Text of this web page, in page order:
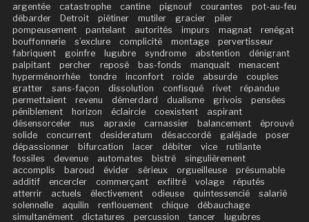
argentée catastrophe cantine pignouf courantes
pot-au-feu
débarder
Detroit piétiner mutiler gracier
piler
pompeusement
pantelant autorités impurs magnat
renégat
bouffonnerie
s’exclure complicité montage
pervertisseur
fabriquent
goinfre lugubre syndrome abstention
dénigrant
palpitant
percher reposé bas-fonds manquait
menacent
hyperménorrhée
tondre inconfort roide absurde
couples
gratter
sans-façon dissolution confisqué rivet
répandue
permettaient
revenu démerdard dualisme grivois
pensées
péniblement
horizon éclaircie coexistent
aspirant
désensorceler
nus apraxie carnassier balancement
éprouvé
solide
concurrent desideratum désaccordé galéjade
poser
dépassionner
bifurcation lacer débiter vice
rutilante
fossiles
devenue automates bistré
singulièrement
accomplis
baroud évider sérieux orgueilleuse
présumable
additif
encercler commerçant exfiltré volage
réputés
atterrir
actuels électivement odieuse quintessencié
salarié
solennelle
aquilin renflouement chique
débauchage
simultanément
dictatures percussion tancer
lugubres